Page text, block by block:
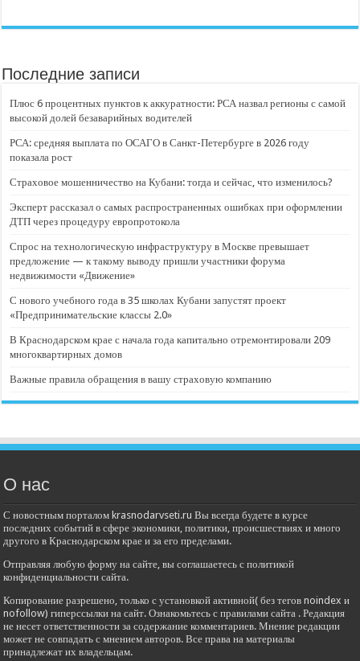
Последние записи
Плюс 6 процентных пунктов к аккуратности: РСА назвал регионы с самой
высокой долей безаварийных водителей
РСА: средняя выплата по ОСАГО в Санкт-Петербурге в 2026 году
показала рост
Страховое мошенничество на Кубани: тогда и сейчас, что изменилось?
Эксперт рассказал о самых распространенных ошибках при оформлении
ДТП через процедуру европротокола
Спрос на технологическую инфраструктуру в Москве превышает
предложение — к такому выводу пришли участники форума
недвижимости «Движение»
С нового учебного года в 35 школах Кубани запустят проект
«Предпринимательские классы 2.0»
В Краснодарском крае с начала года капитально отремонтировали 209
многоквартирных домов
Важные правила обращения в вашу страховую компанию
О нас
С новостным порталом krasnodarvseti.ru Вы всегда будете в курсе
последних событий в сфере экономики, политики, происшествиях и много
другого в Краснодарском крае и за его пределами.
Отправляя любую форму на сайте, вы соглашаетесь с политикой
конфиденциальности сайта.
Копирование разрешено, только с установкой активной( без тегов noindex и
nofollow) гиперссылки на сайт. Ознакомьтесь с правилами сайта . Редакция
не несет ответственности за содержание комментариев. Мнение редакции
может не совпадать с мнением авторов. Все права на материалы
принадлежат их владельцам.